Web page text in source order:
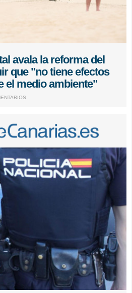
avala la reforma del
que "no tiene efectos
el medio ambiente"